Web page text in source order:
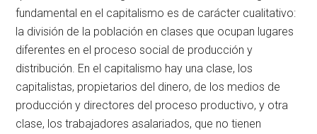
fundamental en el capitalismo es de carácter cualitativo:
la división de la población en clases que ocupan lugares
diferentes en el proceso social de producción y
distribución. En el capitalismo hay una clase, los
capitalistas, propietarios del dinero, de los medios de
producción y directores del proceso productivo, y otra
clase, los trabajadores asalariados, que no tienen